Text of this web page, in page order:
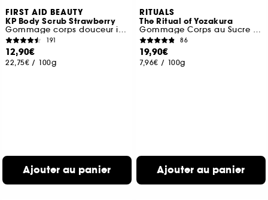
FIRST AID BEAUTY
KP Body Scrub Strawberry
Gommage corps douceur immédiate AHA à la Fraise
191
12,90€
22,75€ / 100g
Ajouter au panier
RITUALS
The Ritual of Yozakura
Gommage Corps au Sucre Rose
86
19,90€
7,96€ / 100g
Ajouter au panier